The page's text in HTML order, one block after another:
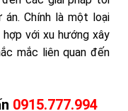
Chính là một loại
với xu hướng xây
mắc liên quan đến
0915.777.994